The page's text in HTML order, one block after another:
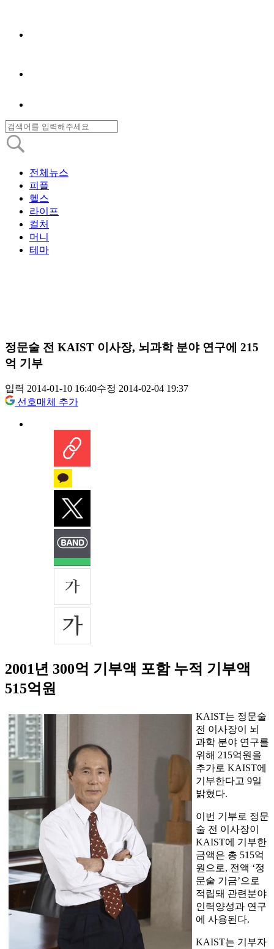
전체뉴스
피플
헬스
라이프
컬처
머니
테마
정문술 전 KAIST 이사장, 뇌과학 분야 연구에 215
억 기부
입력 2014-01-10 16:40수정 2014-02-04 19:37
선호매체 추가
2001년 300억 기부액 포함 누적 기부액
515억원
KAIST는 정문술
전 이사장이 뇌
과학 분야 연구를
위해 215억원을
추가로 KAIST에
기부한다고 9일
밝혔다.
이번 기부로 정문
술 전 이사장이
KAIST에 기부한
금액은 총 515억
원으로, 전액 ‘정
문술 기금’으로
적립돼 관련분야
인력양성과 연구
에 사용된다.
KAIST는 기부자